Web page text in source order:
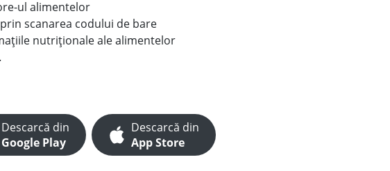
ul alimentelor
scanarea codului de bare
nutriționale ale alimentelor
Descarcă din
Google Play
Descarcă din
App Store